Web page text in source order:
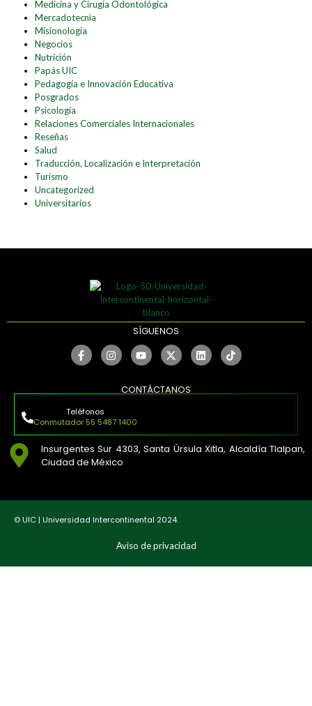
Medicina y Cirugía Odontológica
Mercadotecnia
Misionología
Negocios
Nutrición
Papás UIC
Pedagogía e Innovación Educativa
Posgrados
Psicología
Relaciones Comerciales Internacionales
Reseñas
Salud
Traducción, Localización e Interpretación
Turismo
Uncategorized
Universitarios
SÍGUENOS
CONTÁCTANOS
Teléfonos
Conmutador 55 5487 1400
Insurgentes Sur 4303, Santa Úrsula Xitla, Alcaldía Tlalpan,
Ciudad de México
© UIC | Universidad Intercontinental 2024.
Aviso de privacidad